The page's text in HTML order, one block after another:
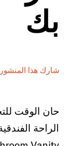
بك
شارك هذا
حان الوقت
الراحة